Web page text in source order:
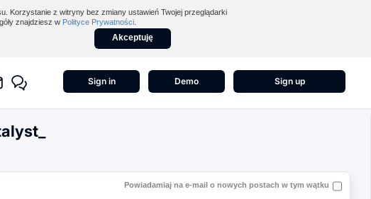
Korzystanie z witryny bez zmiany ustawień Twojej przeglądarki
znajdziesz w Polityce Prywatności
Akceptuję
Sign in Demo Sign up
Powiadamiaj na e-mail o nowych postach w tym wątku